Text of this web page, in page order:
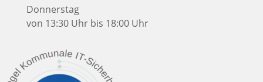
Donnerstag
von 13:30 Uhr bis 18:00 Uhr